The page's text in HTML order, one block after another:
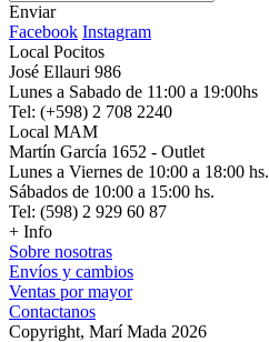
Enviar
Facebook Instagram
Local Pocitos
José Ellauri 986
Lunes a Sabado de 11:00 a 19:00hs
Tel: (+598) 2 708 2240
Local MAM
Martín García 1652 - Outlet
Lunes a Viernes de 10:00 a 18:00 hs.
Sábados de 10:00 a 15:00 hs.
Tel: (598) 2 929 60 87
+ Info
Sobre nosotras
Envíos y cambios
Ventas por mayor
Contactanos
Copyright, Marí Mada 2026